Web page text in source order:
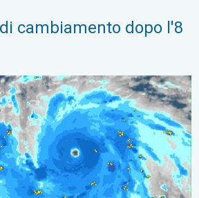
cambiamento dopo l'8
super-tifone!. Cronaca estera. . .